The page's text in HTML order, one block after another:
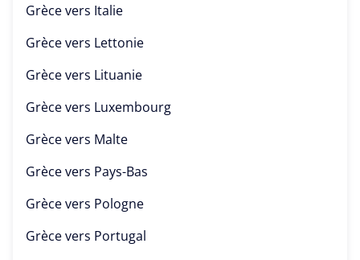
Grèce vers Italie
Grèce vers Lettonie
Grèce vers Lituanie
Grèce vers Luxembourg
Grèce vers Malte
Grèce vers Pays-Bas
Grèce vers Pologne
Grèce vers Portugal